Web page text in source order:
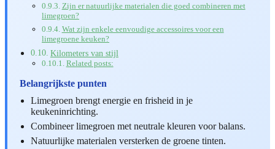
Zijn er natuurlijke materialen die goed combineren met
limegroen?
Wat zijn enkele eenvoudige accessoires voor een
limegroene keuken?
Kilometers van stijl
Related posts:
Belangrijkste punten
Limegroen brengt energie en frisheid in je
keukeninrichting.
Combineer limegroen met neutrale kleuren voor balans.
Natuurlijke materialen versterken de groene tinten.